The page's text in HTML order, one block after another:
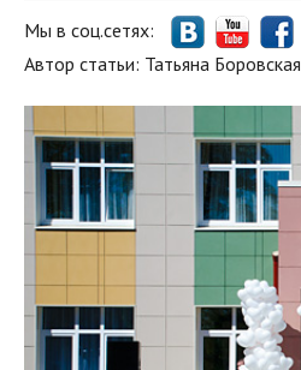
Мы в соц.сетях:
Автор статьи: Татьяна Боровская